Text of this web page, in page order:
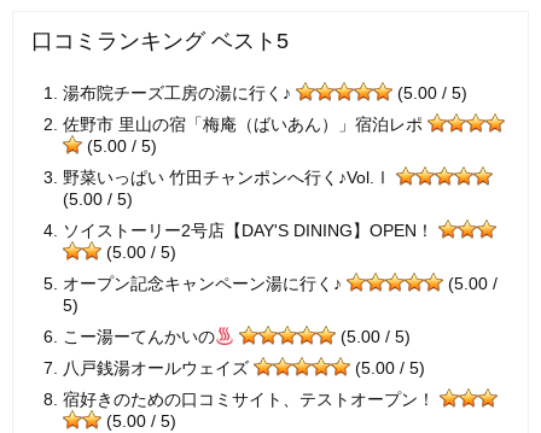
口コミランキング ベスト5
湯布院チーズ工房の湯に行く♪
(5.00 / 5)
佐野市 里山の宿「梅庵（ばいあん）」宿泊レポ
(5.00 / 5)
野菜いっぱい 竹田チャンポンへ行く♪Vol.Ⅰ
(5.00 / 5)
ソイストーリー2号店【DAY'S DINING】OPEN！
(5.00 / 5)
オープン記念キャンペーン湯に行く♪
(5.00 /
5)
こー湯ーてんかいの
(5.00 / 5)
八戸銭湯オールウェイズ
(5.00 / 5)
宿好きのための口コミサイト、テストオープン！
(5.00 / 5)